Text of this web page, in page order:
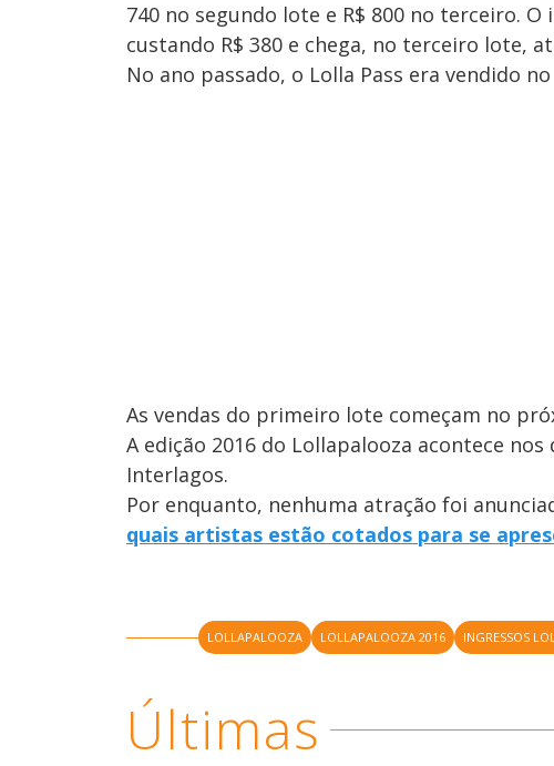
740 no segundo lote e R$ 800 no terceiro.
custando R$ 380 e chega, no terceiro lote,
No ano passado, o Lolla Pass era vendido
As vendas do primeiro lote começam no
A edição 2016 do Lollapalooza acontece
Interlagos.
Por enquanto, nenhuma atração foi
quais artistas estão cotados para se
LOLLAPALOOZA LOLLAPALOOZA 2016 INGRESSOS
Últimas